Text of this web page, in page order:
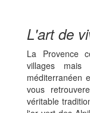
L'art de
La Provence
villages
méditerranéen
vous
véritable